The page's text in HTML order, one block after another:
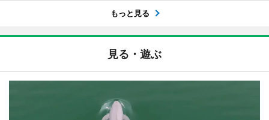
もっと見る
見る・遊ぶ